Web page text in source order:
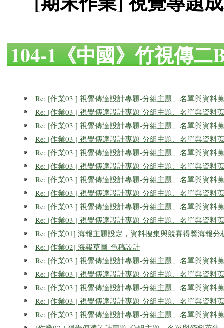
104-1《中國》竹視傳
Re: [作業03 ] 視覺傳達設計專題-分組主題、名單與資料
Re: [作業03 ] 視覺傳達設計專題-分組主題、名單與資料
Re: [作業03 ] 視覺傳達設計專題-分組主題、名單與資料
Re: [作業03 ] 視覺傳達設計專題-分組主題、名單與資料
Re: [作業03 ] 視覺傳達設計專題-分組主題、名單與資料
Re: [作業03 ] 視覺傳達設計專題-分組主題、名單與資料
Re: [作業03 ] 視覺傳達設計專題-分組主題、名單與資料
Re: [作業03 ] 視覺傳達設計專題-分組主題、名單與資料
Re: [作業03 ] 視覺傳達設計專題-分組主題、名單與資料
Re: [作業03 ] 視覺傳達設計專題-分組主題、名單與資料
Re: [作業01] 海報主題設定，資料搜集與競賽得獎海報分
Re: [作業02] 海報草圖-色稿設計
Re: [作業03 ] 視覺傳達設計專題-分組主題、名單與資料
Re: [作業03 ] 視覺傳達設計專題-分組主題、名單與資料
Re: [作業03 ] 視覺傳達設計專題-分組主題、名單與資料
Re: [作業03 ] 視覺傳達設計專題-分組主題、名單與資料
Re: [作業03 ] 視覺傳達設計專題-分組主題、名單與資料